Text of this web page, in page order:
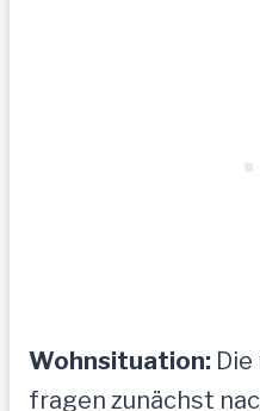
Wohnsituation:
fragen zunächst